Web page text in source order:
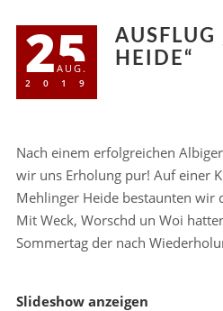
25
AUG.
2019
AUSFLUG
HEIDE“
Nach einem erfolgreichen
wir uns Erholung pur! Auf einer
Mehlinger Heide bestaunten wir
Mit Weck, Worschd un Woi
Sommertag der nach
Slideshow anzeigen